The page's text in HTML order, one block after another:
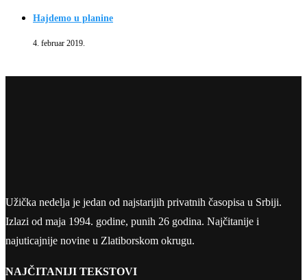
Hajdemo u planine
4. februar 2019.
Užička nedelja je jedan od najstarijih privatnih časopisa u Srbiji.
Izlazi od maja 1994. godine, punih 26 godina. Najčitanije i
najuticajnije novine u Zlatiborskom okrugu.
NAJČITANIJI TEKSTOVI